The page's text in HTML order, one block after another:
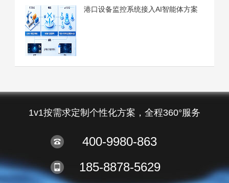
港口设备监控系统接入AI智能体方案
1v1按需求定制个性化方案，全程360°服务
400-9980-863
185-8878-5629